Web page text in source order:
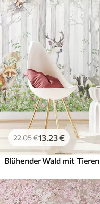
22.05€13 .23€
Blühender Wald mit Tieren